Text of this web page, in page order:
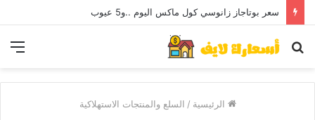
سعر بوتاجاز زانوسي كول ماكس اليوم ..و5 عيوب
بحث
الرئيسية / السلع والمنتجات الاستهلاكية